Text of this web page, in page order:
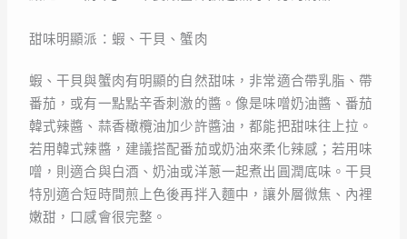
甜味明顯派：蝦、干貝、蟹肉
蝦、干貝與蟹肉有明顯的自然甜味，非常適合帶乳脂、帶
番茄，或有一點點辛香刺激的醬。像是味噌奶油醬、番茄
韓式辣醬、蒜香橄欖油加少許醬油，都能把甜味往上拉。
若用韓式辣醬，建議搭配番茄或奶油來柔化辣感；若用味
噌，則適合與白酒、奶油或洋蔥一起煮出圓潤底味。干貝
特別適合短時間煎上色後再拌入麵中，讓外層微焦、內裡
嫩甜，口感會很完整。